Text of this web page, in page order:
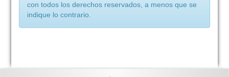
con todos los derechos reservados, a menos que se
indique lo contrario.